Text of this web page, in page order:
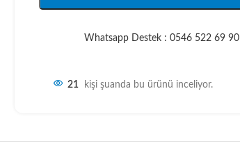
Whatsapp Destek : 0546 522 69 90
21 kişi şuanda bu ürünü inceliyor.